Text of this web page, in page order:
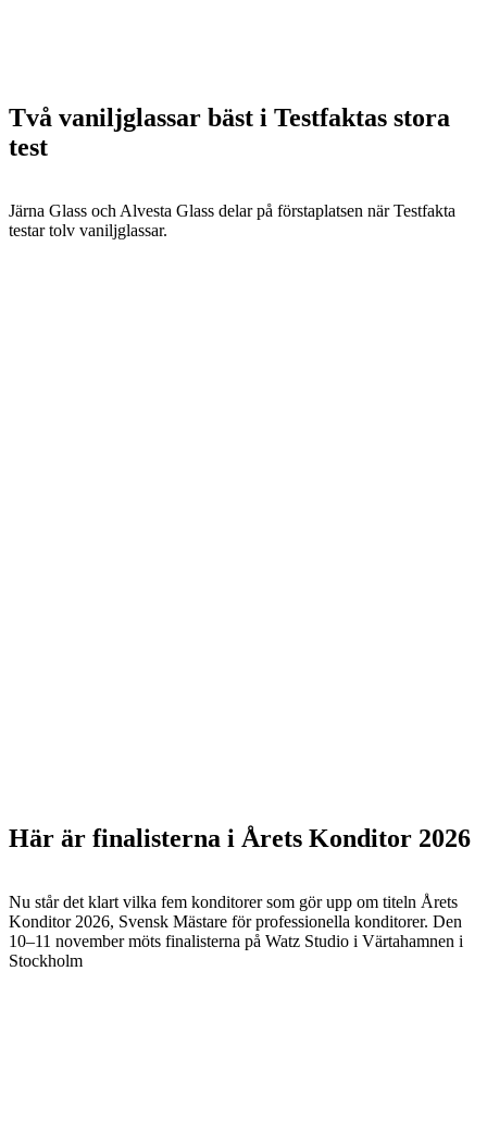
Två vaniljglassar bäst i Testfaktas stora
test
Järna Glass och Alvesta Glass delar på förstaplatsen när Testfakta
testar tolv vaniljglassar.
Här är finalisterna i Årets Konditor 2026
Nu står det klart vilka fem konditorer som gör upp om titeln Årets
Konditor 2026, Svensk Mästare för professionella konditorer. Den
10–11 november möts finalisterna på Watz Studio i Värtahamnen i
Stockholm